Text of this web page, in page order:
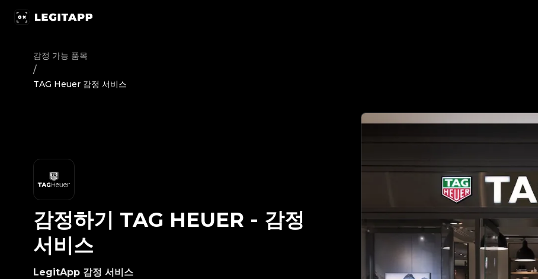
감정 가능 품목
/
TAG Heuer 감정 서비스
LegitApp 감정 서비스
감정하기 TAG HEUER - 감정
서비스